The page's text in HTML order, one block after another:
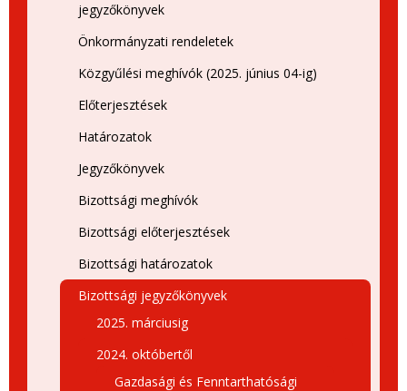
jegyzőkönyvek
Önkormányzati rendeletek
Közgyűlési meghívók (2025. június 04-ig)
Előterjesztések
Határozatok
Jegyzőkönyvek
Bizottsági meghívók
Bizottsági előterjesztések
Bizottsági határozatok
Bizottsági jegyzőkönyvek
2025. márciusig
2024. októbertől
Gazdasági és Fenntarthatósági